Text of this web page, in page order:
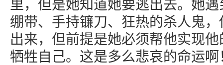
里，但是她知道她要逃出去。她
绷带、手持镰刀、狂热的杀人鬼
出来，但前提是她必须帮他实现他
牺牲自己。这是多么悲哀的命运